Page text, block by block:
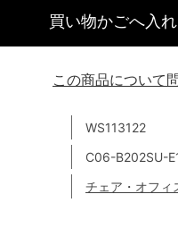
WS113122
C06-B202SU-
チェア・オフィ
買い物かごへ入
この商品について